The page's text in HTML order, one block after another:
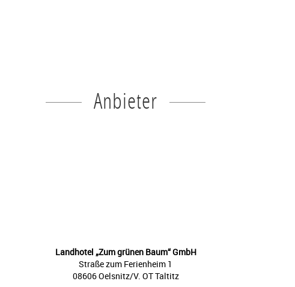
Anbieter
Landhotel „Zum grünen Baum“ GmbH
Straße zum Ferienheim 1
08606 Oelsnitz/V. OT Taltitz